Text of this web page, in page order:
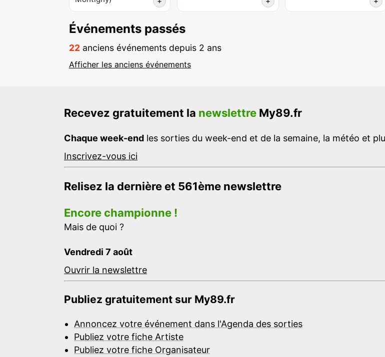
Événements passés
22 anciens événements depuis 2 ans
Afficher les anciens événements
Recevez gratuitement la newslettre My89.fr
Chaque week-end les sorties du week-end et de la semaine, la météo et
Inscrivez-vous ici
Relisez la dernière et 561ème newslettre
Encore championne !
Mais de quoi ?
Vendredi 7 août
Ouvrir la newslettre
Publiez gratuitement sur My89.fr
Annoncez votre événement dans l'Agenda des sorties
Publiez votre fiche Artiste
Publiez votre fiche Organisateur